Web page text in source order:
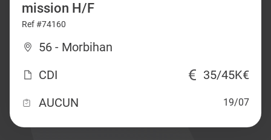
mission H/F
Ref #74160
56 - Morbihan
CDI
35/45K€
AUCUN
19/07